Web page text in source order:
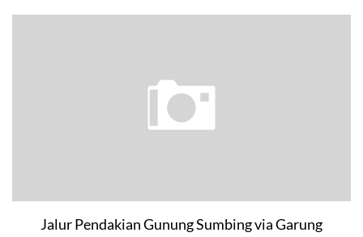
Jalur Pendakian Gunung Sumbing via Garung